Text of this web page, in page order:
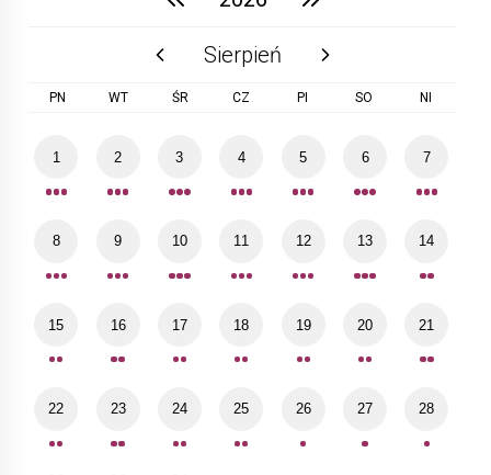
poprzedni miesiąc
Sierpień następny miesiąc
PN WT ŚR CZ PI SO NI
1 2 3 4 5 6 7
8 9 10 11 12 13 14
15 16 17 18 19 20 21
22 23 24 25 26 27 28